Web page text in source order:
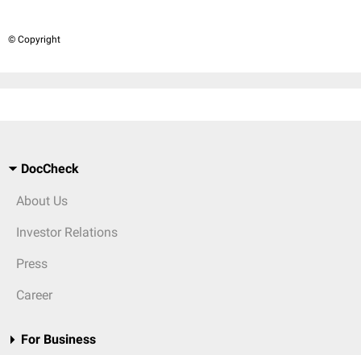
© Copyright
DocCheck
About Us
Investor Relations
Press
Career
For Business